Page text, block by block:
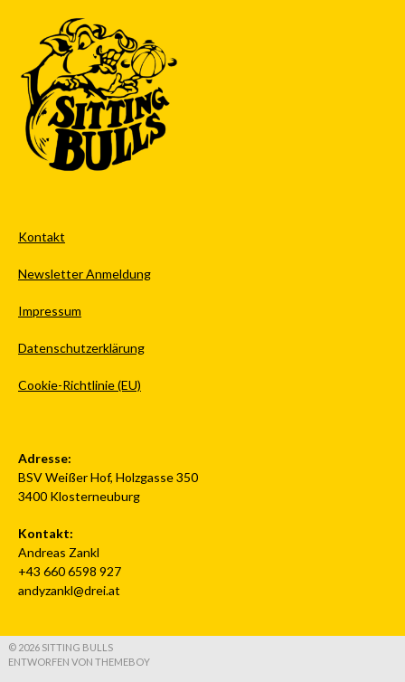
Kontakt
Newsletter Anmeldung
Impressum
Datenschutzerklärung
Cookie-Richtlinie (EU)
Adresse:
BSV Weißer Hof, Holzgasse 350
3400 Klosterneuburg
Kontakt:
Andreas Zankl
+43 660 6598 927
andyzankl@drei.at
© 2026 SITTING BULLS
ENTWORFEN VON THEMEBOY